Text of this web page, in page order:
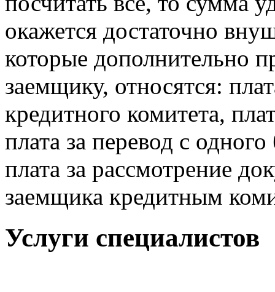
окажется достаточно
которые дополнительно
заемщику, относятся:
кредитного комитета,
плата за перевод с
плата за рассмотрение
заемщика кредитным
Услуги специалистов